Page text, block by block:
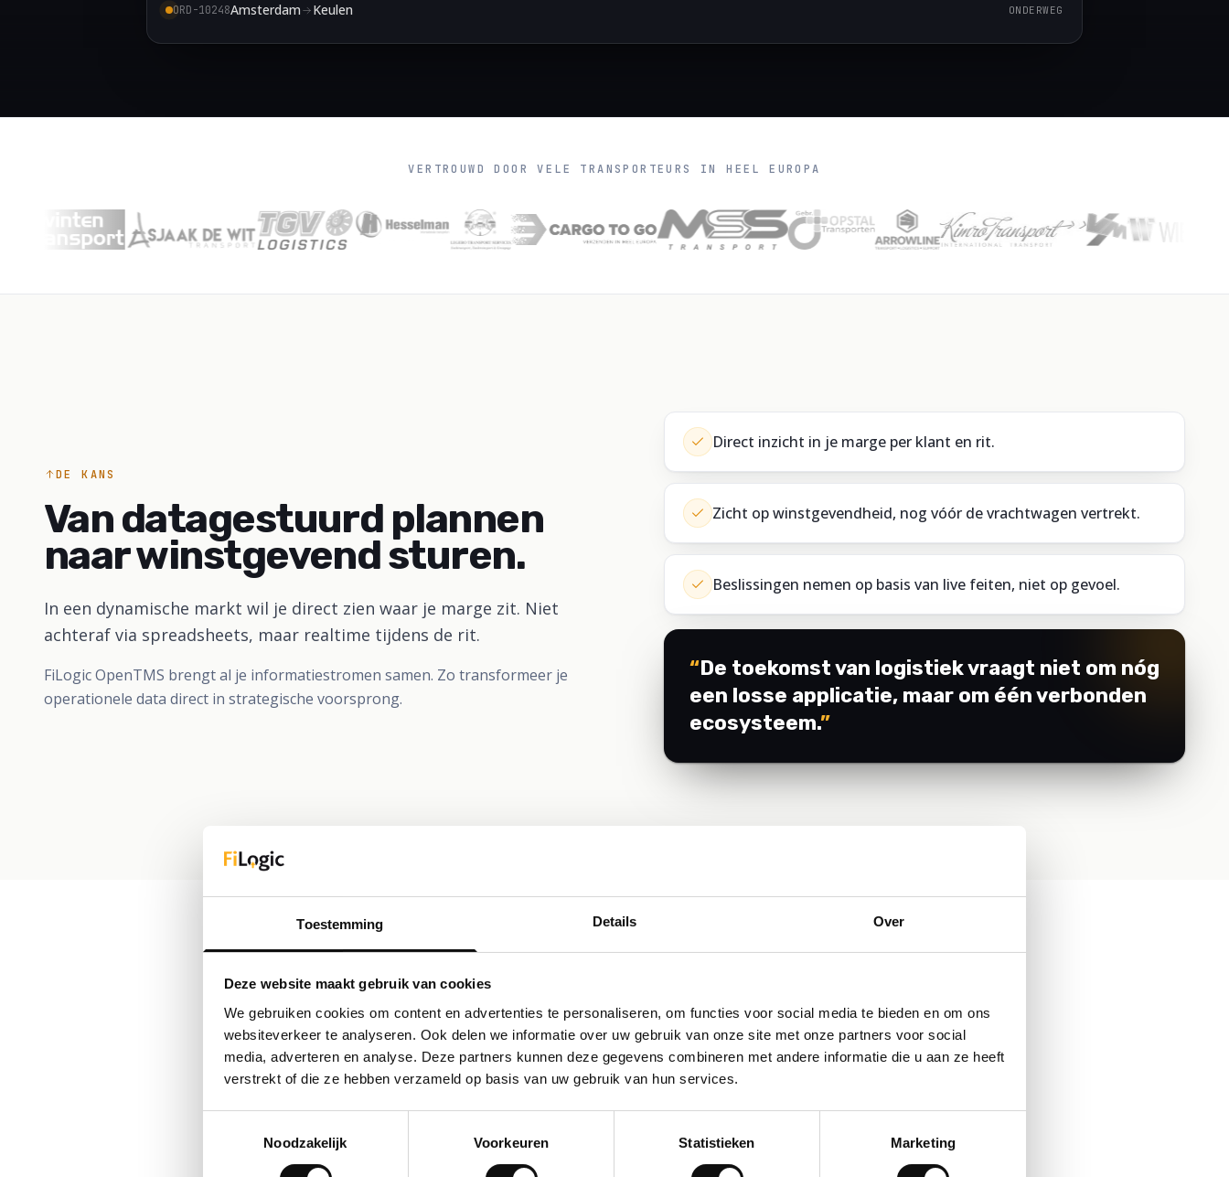
Toestemming Details Over
Deze website maakt gebruik van cookies
We gebruiken cookies om content en advertenties te personaliseren, om functies voor social media te bieden en om ons
websiteverkeer te analyseren. Ook delen we informatie over uw gebruik van onze site met onze partners voor social
media, adverteren en analyse. Deze partners kunnen deze gegevens combineren met andere informatie die u aan ze heeft
verstrekt of die ze hebben verzameld op basis van uw gebruik van hun services.
Noodzakelijk
Voorkeuren Statistieken Marketing
ORD-10248Amsterdam Keulen ONDERWEG
VERTROUWD DOOR VELE TRANSPORTEURS IN HEEL EUROPA
DE KANS
Van datagestuurd plannen
naar winstgevend sturen.
In een dynamische markt wil je direct zien waar je marge zit. Niet
achteraf via spreadsheets, maar realtime tijdens de rit.
FiLogic OpenTMS brengt al je informatiestromen samen. Zo transformeer je
operationele data direct in strategische voorsprong.
Direct inzicht in je marge per klant en rit.
Zicht op winstgevendheid, nog vóór de vrachtwagen vertrekt.
Beslissingen nemen op basis van live feiten, niet op gevoel.
“De toekomst van logistiek vraagt niet om nóg
een losse applicatie, maar om één verbonden
ecosysteem.”
TMS VS LOS
De logische evolutie
van het TMS.
Alles wat een traditioneel TMS goed doet, plus alles wat je nodig hebt voor
complete controle en groei.